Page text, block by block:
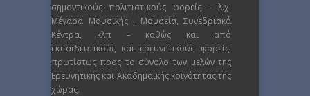
σημαντικούς πολιτιστικούς φορείς – λ.χ.
Μέγαρα Μουσικής , Μουσεία, Συνεδριακά
Κέντρα, κλπ – καθώς και από
εκπαιδευτικούς και ερευνητικούς φορείς,
πρωτίστως προς το σύνολο των μελών της
Ερευνητικής και Ακαδημαϊκής κοινότητας της
χώρας.